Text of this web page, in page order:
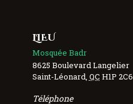
LIEU
Mosquée Badr
8625 Boulevard Langelier
Saint-Léonard QC H1P 2C6
Téléphone